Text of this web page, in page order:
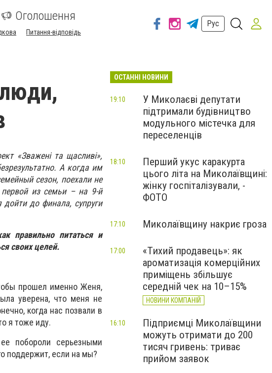
Оголошення
Питання-відповідь
Рус
«Зважені та щасливі»,
А когда им
сезон, поехали не
из семьи – на 9-й
до финала, супруги
правильно питаться и
своих целей.
прошел именно Женя,
уверена, что меня не
когда нас позвали в
я тоже иду.
побороли серьезными
поддержит, если на мы?
ОСТАННІ НОВИНИ
У Миколаєві депутати
підтримали будівництво
модульного містечка для
переселенців
19:10
Перший укус каракурта
цього літа на Миколаївщині:
жінку госпіталізували, -
ФОТО
18:10
Миколаївщину накриє гроза
17:10
«Тихий продавець»: як
ароматизація комерційних
приміщень збільшує
середній чек на 10–15%
НОВИНИ КОМПАНІЙ
17:00
Підприємці Миколаївщини
можуть отримати до 200
тисяч гривень: триває
прийом заявок
16:10